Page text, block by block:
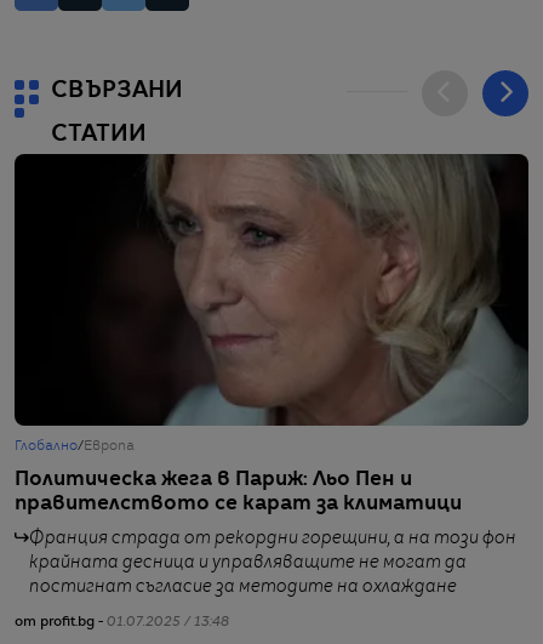
СВЪРЗАНИ
СТАТИИ
Глобално/ Европа
Политическа жега в Париж: Льо Пен и
правителството се карат за климатици
Франция страда от рекордни горещини, а на този фон
крайната десница и управляващите не могат да
постигнат съгласие за методите на охлаждане
от profit.bg - 01.07.2025 / 13:48